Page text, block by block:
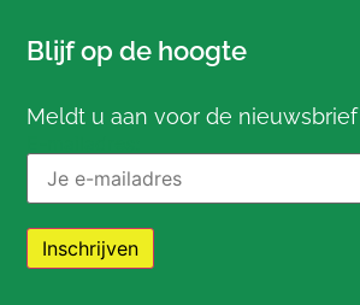
Blijf op de hoogte
Meldt u aan voor de nieuwsbrief